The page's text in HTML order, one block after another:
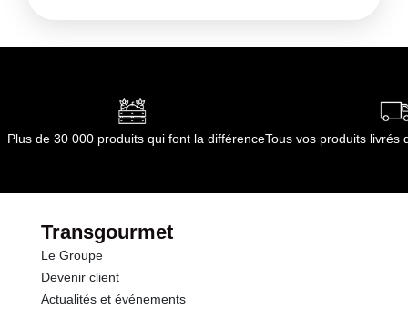
Opérations
Plus de 30 000 produits qui font la différenceTous vos produits livrés
Transgourmet
Le Groupe
Devenir client
Actualités et événements